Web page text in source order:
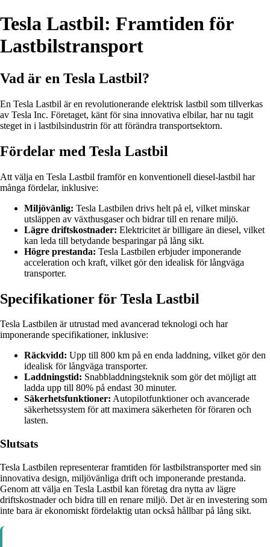
Tesla Lastbil: Framtiden för
Lastbilstransport
Vad är en Tesla Lastbil?
En Tesla Lastbil är en revolutionerande elektrisk lastbil som tillverkas
av Tesla Inc. Företaget, känt för sina innovativa elbilar, har nu tagit
steget in i lastbilsindustrin för att förändra transportsektorn.
Fördelar med Tesla Lastbil
Att välja en Tesla Lastbil framför en konventionell diesel-lastbil har
många fördelar, inklusive:
Miljövänlig: Tesla Lastbilen drivs helt på el, vilket minskar
utsläppen av växthusgaser och bidrar till en renare miljö.
Lägre driftskostnader: Elektricitet är billigare än diesel, vilket
kan leda till betydande besparingar på lång sikt.
Högre prestanda: Tesla Lastbilen erbjuder imponerande
acceleration och kraft, vilket gör den idealisk för långväga
transporter.
Specifikationer för Tesla Lastbil
Tesla Lastbilen är utrustad med avancerad teknologi och har
imponerande specifikationer, inklusive:
Räckvidd: Upp till 800 km på en enda laddning, vilket gör den
idealisk för långväga transporter.
Laddningstid: Snabbladdningsteknik som gör det möjligt att
ladda upp till 80% på endast 30 minuter.
Säkerhetsfunktioner: Autopilotfunktioner och avancerade
säkerhetssystem för att maximera säkerheten för föraren och
lasten.
Slutsats
Tesla Lastbilen representerar framtiden för lastbilstransporter med sin
innovativa design, miljövänliga drift och imponerande prestanda.
Genom att välja en Tesla Lastbil kan företag dra nytta av lägre
driftskostnader och bidra till en renare miljö. Det är en investering som
inte bara är ekonomiskt fördelaktig utan också hållbar på lång sikt.